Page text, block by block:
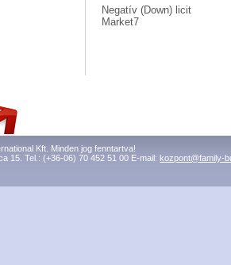
Negatív (Down) licit
Market7
Kft. Minden jog fenntartva!
15. Tel.: (+36-06) 70 452 51 00 E-mail: kozpont@family-